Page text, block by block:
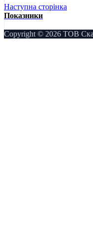
Наступна сторінка
Показники
Copyright © 2026 ТОВ